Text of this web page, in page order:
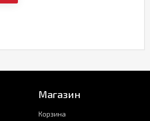
Магазин
Корзина